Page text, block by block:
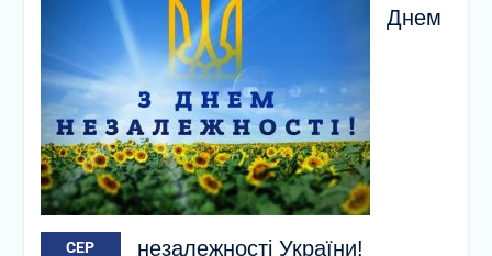
СЕР
Днем
незалежності України!